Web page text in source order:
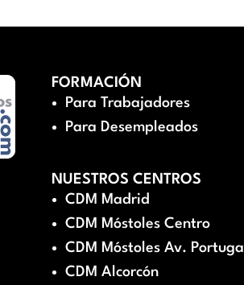
FORMACIÓN
Para Trabajadores
Para Desempleados
NUESTROS CENTROS
CDM Madrid
CDM Móstoles Centro
CDM Móstoles Av. Portugal
CDM Alcorcón